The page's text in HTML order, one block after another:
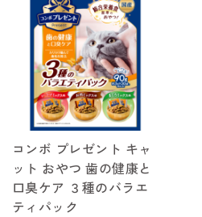
コンボ プレゼント キャ
ット おやつ 歯の健康と
口臭ケア ３種のバラエ
ティパック